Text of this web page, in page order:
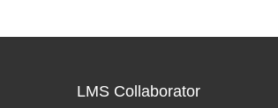
LMS Collaborator